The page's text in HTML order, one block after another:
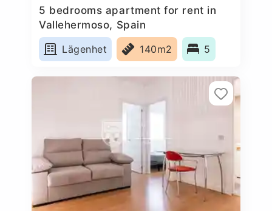
5 bedrooms apartment for rent in
Vallehermoso, Spain
Lägenhet
140m2 5